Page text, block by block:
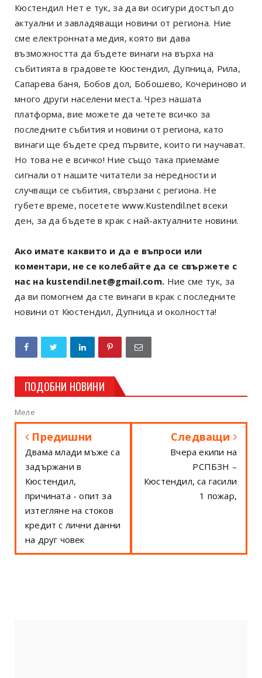
Кюстендил Нет е тук, за да ви осигури достъп до
актуални и завладяващи новини от региона. Ние
сме електронната медия, която ви дава
възможността да бъдете винаги на върха на
събитията в градовете Кюстендил, Дупница, Рила,
Сапарева баня, Бобов дол, Бобошево, Кочериново и
много други населени места. Чрез нашата
платформа, вие можете да четете всичко за
последните събития и новини от региона, като
винаги ще бъдете сред първите, които ги научават.
Но това не е всичко! Ние също така приемаме
сигнали от нашите читатели за нередности и
случващи се събития, свързани с региона. Не
губете време, посетете www.Kustendil.net всеки
ден, за да бъдете в крак с най-актуалните новини.
Ако имате каквито и да е въпроси или
коментари, не се колебайте да се свържете с
нас на kustendil.net@gmail.com. Ние сме тук, за
да ви помогнем да сте винаги в крак с последните
новини от Кюстендил, Дупница и околността!
ПОДОБНИ НОВИНИ
Меле
Предишни
Двама млади мъже са
задържани в
Кюстендил,
причината - опит за
изтегляне на стоков
кредит с лични данни
на друг човек
Следващи
Вчера екипи на
РСПБЗН –
Кюстендил, са гасили
1 пожар,